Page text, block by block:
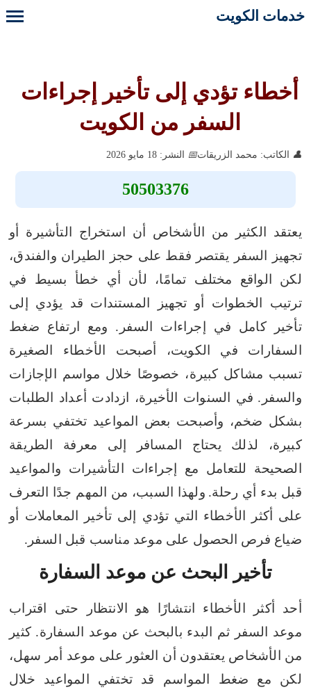
خدمات الكويت
أخطاء تؤدي إلى تأخير إجراءات
السفر من الكويت
الكاتب: محمد الزريقات النشر: 18 مايو 2026
50503376
يعتقد الكثير من الأشخاص أن استخراج التأشيرة أو
تجهيز السفر يقتصر فقط على حجز الطيران والفندق،
لكن الواقع مختلف تمامًا، لأن أي خطأ بسيط في
ترتيب الخطوات أو تجهيز المستندات قد يؤدي إلى
تأخير كامل في إجراءات السفر. ومع ارتفاع ضغط
السفارات في الكويت، أصبحت الأخطاء الصغيرة
تسبب مشاكل كبيرة، خصوصًا خلال مواسم الإجازات
والسفر. في السنوات الأخيرة، ازدادت أعداد الطلبات
بشكل ضخم، وأصبحت بعض المواعيد تختفي بسرعة
كبيرة، لذلك يحتاج المسافر إلى معرفة الطريقة
الصحيحة للتعامل مع إجراءات التأشيرات والمواعيد
قبل بدء أي رحلة. ولهذا السبب، من المهم جدًا التعرف
على أكثر الأخطاء التي تؤدي إلى تأخير المعاملات أو
ضياع فرص الحصول على موعد مناسب قبل السفر.
تأخير البحث عن موعد السفارة
أحد أكثر الأخطاء انتشارًا هو الانتظار حتى اقتراب
موعد السفر ثم البدء بالبحث عن موعد السفارة. كثير
من الأشخاص يعتقدون أن العثور على موعد أمر سهل،
لكن مع ضغط المواسم قد تختفي المواعيد خلال